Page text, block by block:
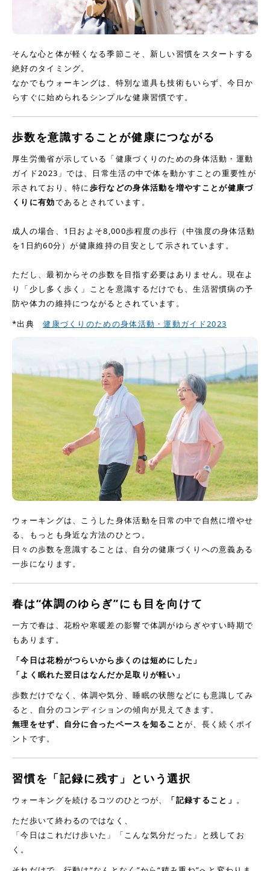
そんな心と体が軽くなる季節こそ、新しい習慣をスタートする
絶好のタイミング。
なかでもウォーキングは、特別な道具も技術もいらず、今日か
らすぐに始められるシンプルな健康習慣です。
歩数を意識することが健康につながる
厚生労働省が示している「健康づくりのための身体活動・運動
ガイド2023」では、日常生活の中で体を動かすことの重要性が
示されており、特に歩行などの身体活動を増やすことが健康づ
くりに有効であるとされています。
成人の場合、1日およそ8,000歩程度の歩行（中強度の身体活動
を1日約60分）が健康維持の目安として示されています。
ただし、最初からその歩数を目指す必要はありません。現在よ
り「少し多く歩く」ことを意識するだけでも、生活習慣病の予
防や体力の維持につながるとされています。
*出典健康づくりのための身体活動・運動ガイド2023
ウォーキングは、こうした身体活動を日常の中で自然に増やせ
る、もっとも身近な方法のひとつ。
日々の歩数を意識することは、自分の健康づくりへの意義ある
一歩になります。
春は“体調のゆらぎ”にも目を向けて
一方で春は、花粉や寒暖差の影響で体調がゆらぎやすい時期で
もあります。
「今日は花粉がつらいから歩くのは短めにした」
「よく眠れた翌日はなんだか足取りが軽い」
歩数だけでなく、体調や気分、睡眠の状態などにも意識してみ
ると、自分のコンディションの傾向が見えてきます。
無理をせず、自分に合ったペースを知ることが、長く続くポイ
ントです。
習慣を「記録に残す」という選択
ウォーキングを続けるコツのひとつが、 「記録すること」 。
ただ歩いて終わるのではなく、
「今日はこれだけ歩いた」「こんな気分だった」と残してお
く。